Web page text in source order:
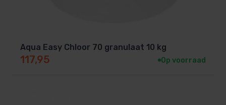
Aqua Easy Chloor 70 granulaat 10 kg
117,95 Op voorraad